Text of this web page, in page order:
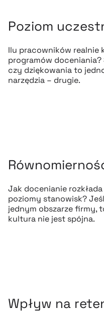
Poziom
Ilu pracowników realnie
programów
czy dziękowania to
narzędzia – drugie.
Jak docenianie
poziomy stanowisk?
jednym obszarze firmy,
kultura nie jest spójna.
Wpływ na